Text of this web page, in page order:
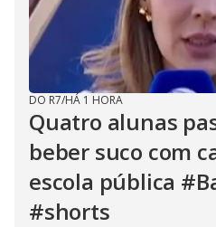
DO R7/HÁ 1 HORA
Quatro alunas
beber suco com
escola pública
#shorts